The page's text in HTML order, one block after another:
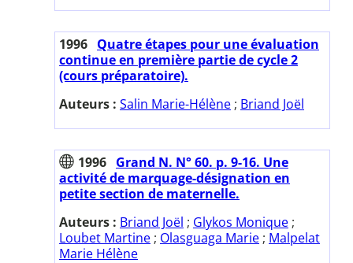
1996 Quatre étapes pour une évaluation
continue en première partie de cycle 2
(cours préparatoire).
Auteurs : Salin Marie-Hélène ; Briand Joël
1996 Grand N. N° 60. p. 9-16. Une
activité de marquage-désignation en
petite section de maternelle.
Auteurs : Briand Joël ; Glykos Monique ;
Loubet Martine ; Olasguaga Marie ; Malpelat
Marie Hélène